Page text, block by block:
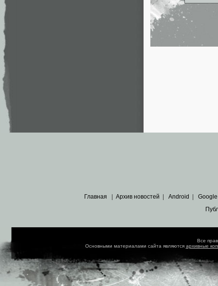
Главная Архив новостей Android Google
Все
Основными материалами сайта являются архивные